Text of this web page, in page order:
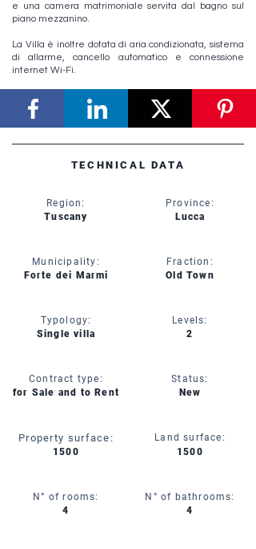
e una camera matrimoniale servita dal bagno sul
piano mezzanino.
La Villa è inoltre dotata di aria condizionata, sistema
di allarme, cancello automatico e connessione
internet Wi-Fi.
TECHNICAL DATA
Region:
Tuscany
Municipality:
Forte dei Marmi
Typology:
Single villa
Contract type:
for Sale and to Rent
Property surface:
1500
N° of rooms:
4
Province:
Lucca
Fraction:
Old Town
Levels:
2
Status:
New
Land surface:
1500
N° of bathrooms:
4